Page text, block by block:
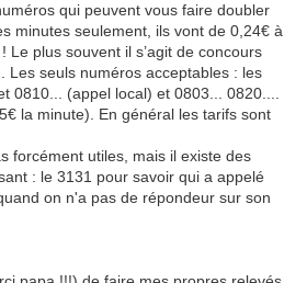
qui peuvent vous faire doubler
minutes seulement, ils vont de 0,24€ à
Le plus souvent il s’agit de concours
Les seuls numéros acceptables : les
0810... (appel local) et 0803... 0820....
la minute). En général les tarifs sont
forcément utiles, mais il existe des
: le 3131 pour savoir qui a appelé
on n'a pas de répondeur sur son